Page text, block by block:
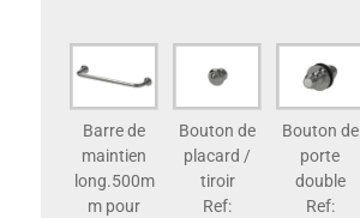
Barre de
maintien
long.500m
m pour
Bouton de
placard /
tiroir
Ref:
Bouton de
porte
double
Ref: